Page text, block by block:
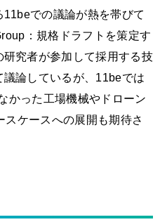
での議論が熱を帯びて
：規格ドラフトを策定す
究者が参加して採用する技
論しているが、11beでは
かった工場機械やドローン
ケースへの展開も期待さ